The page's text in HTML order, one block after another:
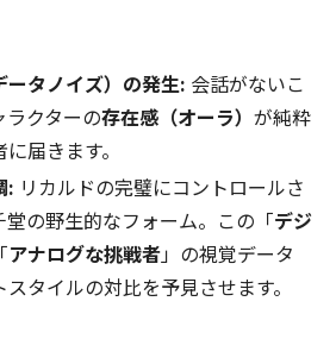
タノイズ）の発生: 会話がないこ
ラクターの存在感（オーラ）が純粋
届きます。
: リカルドの完璧にコントロールさ
の野生的なフォーム。この「デジ
アナログな挑戦者」の視覚データ
タイルの対比を予見させます。